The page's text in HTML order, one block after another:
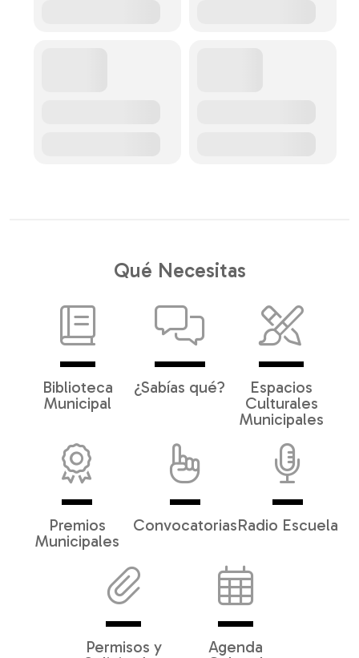
Qué Necesitas
Biblioteca
Municipal
¿Sabías qué?
Espacios
Culturales
Municipales
Premios
Municipales
ConvocatoriasRadio Escuela
Permisos y
Agenda